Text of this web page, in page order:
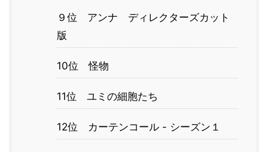
９位 アンナ ディレクターズカット
版
10位 怪物
11位 ユミの細胞たち
12位 カーテンコール - シーズン１